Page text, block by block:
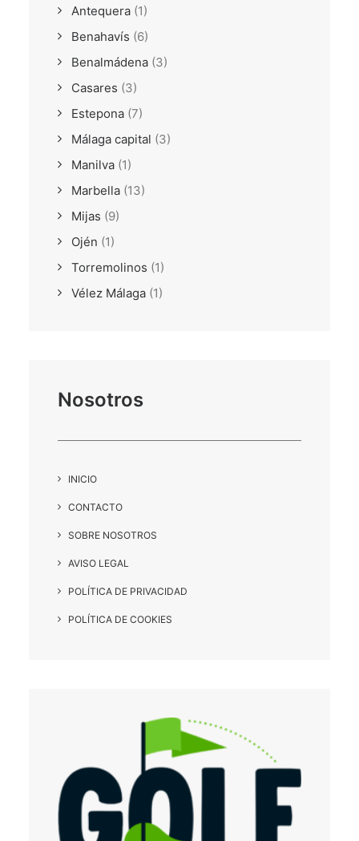
Antequera (1)
Benahavís (6)
Benalmádena (3)
Casares (3)
Estepona (7)
Málaga capital (3)
Manilva (1)
Marbella (13)
Mijas (9)
Ojén (1)
Torremolinos (1)
Vélez Málaga (1)
Nosotros
INICIO
CONTACTO
SOBRE NOSOTROS
AVISO LEGAL
POLÍTICA DE PRIVACIDAD
POLÍTICA DE COOKIES